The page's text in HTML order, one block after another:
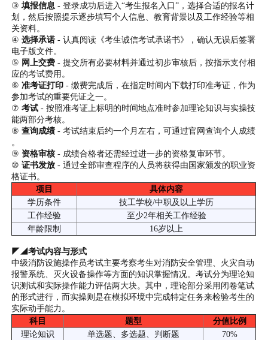
③填报信息 - 登录成功后进入“考生报名入口”，选择合适的报名计
划，然后按照提示逐步填写个人信息、教育背景以及工作经验等相
关资料。
④选择承诺 - 认真阅读《考生诚信考试承诺书》，确认无误后签署
电子版文件。
⑤ 网上交费 - 提交所有必要材料并通过初步审核后，按指示支付相
应的考试费用。
⑥准考证打印 - 缴费完成后，在指定时间内下载打印准考证，作为
参加考试的重要凭证之一。
⑦考试 - 按照准考证上标明的时间地点准时参加理论知识与实操技
能两部分考核。
⑧查询成绩- 考试结束后约一个月左右，可通过官网查询个人成绩
。
⑨资格审核- 成绩合格者还需经过进一步的资格复审环节。
⑩证书发放 - 通过全部审查程序的人员将获得由国家颁发的职业资
格证书。
项目
具体内容
学历条件
技工学校/中职及以上学历
工作经验
至少2年相关工作经验
年龄限制
16岁以上
◤◢考试内容与形式
中级消防设施操作员考试主要考察考生对消防安全管理、火灾自动
报警系统、灭火设备操作等方面的知识掌握情况。考试分为理论知
识测试和实际操作能力评估两大块。其中，理论部分采用闭卷笔试
的形式进行，而实操则是在模拟环境中完成特定任务来检验考生的
实际动手能力。
科目
题型
分值比例
理论知识
单选题、多选题、判断题
70%